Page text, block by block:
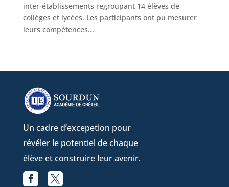
inter-établissements regroupant 14 élèves de
collèges et lycées. Les participants ont pu mesurer
leurs compétences...
Un cadre d’excepetion pour
révéler le potentiel de chaque
élève et construire leur avenir.
 Facebook
